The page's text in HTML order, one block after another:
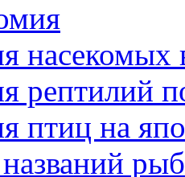
насекомых
рептилий
птиц на